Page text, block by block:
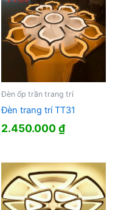
Đèn ốp trần trang trí
Đèn trang trí TT31
2.450.000₫